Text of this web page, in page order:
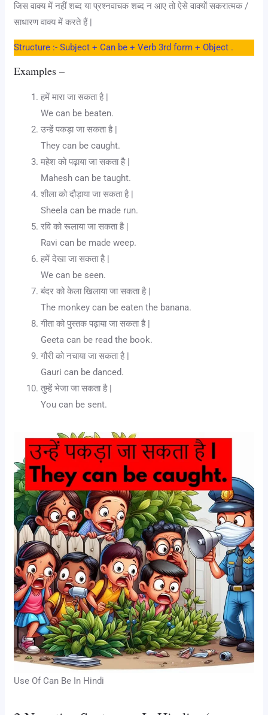
जिस वाक्य में नहीं शब्द या प्रश्नवाचक शब्द न आए तो ऐसे वाक्यों सकरात्मक /
साधारण वाक्य में करते हैं |
Structure :- Subject + Can be + Verb 3rd form + Object .
Examples –
हमें मारा जा सकता है |
We can be beaten.
उन्हें पकड़ा जा सकता है |
They can be caught.
महेश को पढ़ाया जा सकता है |
Mahesh can be taught.
शीला को दौड़ाया जा सकता है |
Sheela can be made run.
रवि को रूलाया जा सकता है |
Ravi can be made weep.
हमें देखा जा सकता है |
We can be seen.
बंदर को केला खिलाया जा सकता है |
The monkey can be eaten the banana.
गीता को पुस्तक पढ़ाया जा सकता है |
Geeta can be read the book.
गौरी को नचाया जा सकता है |
Gauri can be danced.
तुम्हें भेजा जा सकता है |
You can be sent.
Use Of Can Be In Hindi